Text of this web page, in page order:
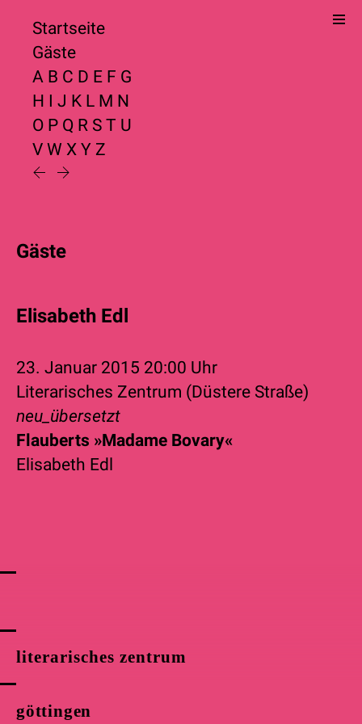
literarisches zentrum
göttingen
Startseite
Gäste
A B C D E F G
H I J K L M N
O P Q R S T U
V W X Y Z
Gäste
Elisabeth Edl
23. Januar 2015 20:00 Uhr
Literarisches Zentrum (Düstere Straße)
neu_übersetzt
Flauberts »Madame Bovary«
Elisabeth Edl